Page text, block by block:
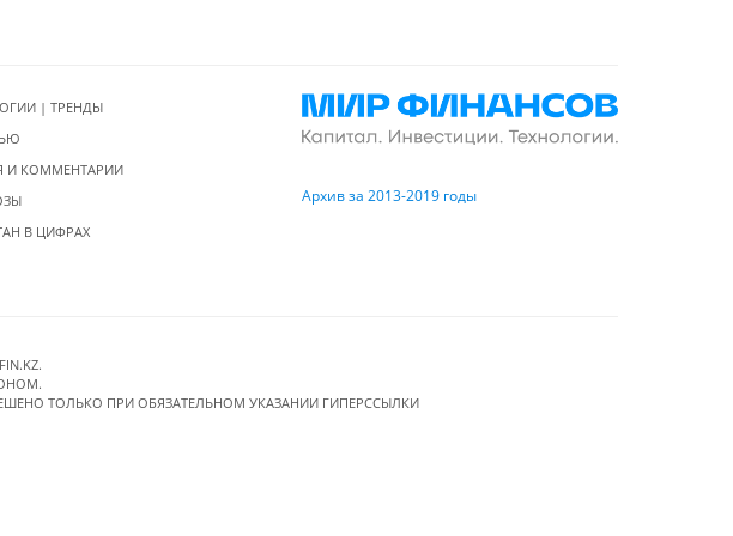
| ТРЕНДЫ
И КОММЕНТАРИИ
В ЦИФРАХ
Архив за 2013-2019 годы
ТОЛЬКО ПРИ ОБЯЗАТЕЛЬНОМ УКАЗАНИИ ГИПЕРССЫЛКИ